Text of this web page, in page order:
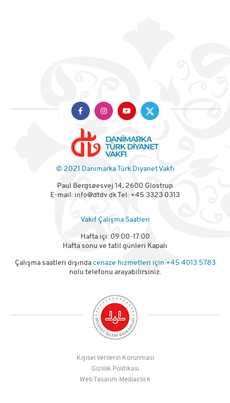
© 2021 Danimarka Türk Diyanet Vakfı
Paul Bergsøesvej 14, 2600 Glostrup
E-mail: info@dtdv.dk Tel: +45 3323 0313
Vakıf Çalışma Saatleri
Hafta içi: 09:00-17:00
Hafta sonu ve tatil günleri Kapalı
Çalışma saatleri dışında cenaze hizmetleri için +45 4013 5783
nolu telefonu arayabilirsiniz.
Kişisel Verilerin Korunması
Gizlilik Politikası
Web Tasarım Mediaclick